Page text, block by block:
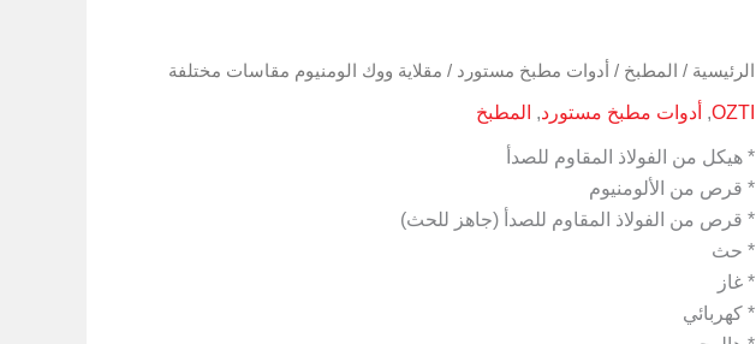
الرئيسية / المطبخ / أدوات مطبخ مستورد / مقلاية ووك الومنيوم مقاسات مختلفة
OZTI
, أدوات مطبخ مستورد, المطبخ
* هيكل من الفولاذ المقاوم للصدأ
* قرص من الألومنيوم
* قرص من الفولاذ المقاوم للصدأ (جاهز للحث)
* حث
* غاز
* كهربائي
كمية
ووك
مقاسات
مختلفة